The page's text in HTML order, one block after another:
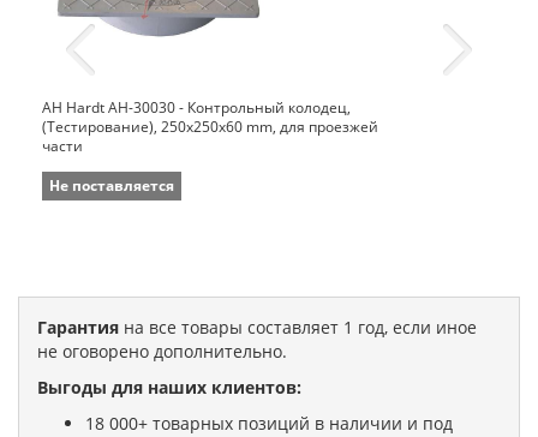
AH Hardt AH-30030 - Контрольный колодец,
(Тестирование), 250x250x60 mm, для проезжей
части
Не поставляется
Гарантия на все товары составляет 1 год, если иное
не оговорено дополнительно.
Выгоды для наших клиентов:
18 000+ товарных позиций в наличии и под